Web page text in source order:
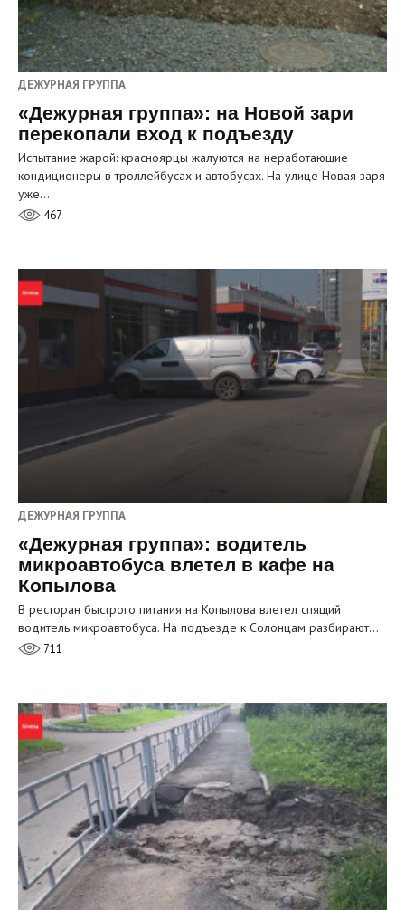
ДЕЖУРНАЯ ГРУППА
«Дежурная группа»: на Новой зари
перекопали вход к подъезду
Испытание жарой: красноярцы жалуются на неработающие
кондиционеры в троллейбусах и автобусах. На улице Новая заря
уже…
467
ДЕЖУРНАЯ ГРУППА
«Дежурная группа»: водитель
микроавтобуса влетел в кафе на
Копылова
В ресторан быстрого питания на Копылова влетел спящий
водитель микроавтобуса. На подъезде к Солонцам разбирают…
711